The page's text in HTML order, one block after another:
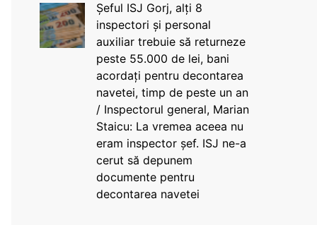
Șeful ISJ Gorj, alți 8
inspectori și personal
auxiliar trebuie să returneze
peste 55.000 de lei, bani
acordați pentru decontarea
navetei, timp de peste un an
/ Inspectorul general, Marian
Staicu: La vremea aceea nu
eram inspector șef. ISJ ne-a
cerut să depunem
documente pentru
decontarea navetei